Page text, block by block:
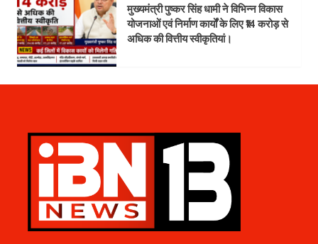
मुख्यमंत्री पुष्कर सिंह धामी ने विभिन्न विकास
योजनाओं एवं निर्माण कार्यों के लिए ₹14 करोड़ से
अधिक की वित्तीय स्वीकृतियां।